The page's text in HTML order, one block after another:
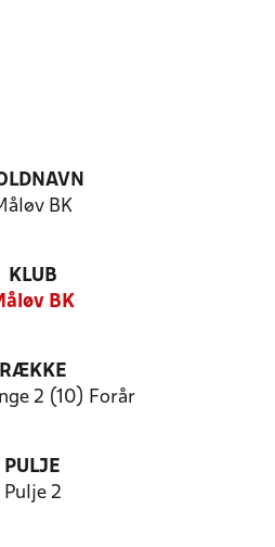
BK
KLUB
BK
RÆKKE
2 (10) Forår
PULJE
Pulje 2